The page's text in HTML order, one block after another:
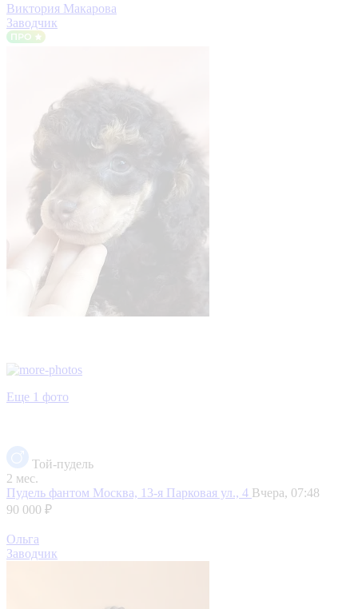
Виктория Макарова
Заводчик
Еще 1 фото
Той-пудель
2 мес.
Пудель фантом Москва, 13-я Парковая ул., 4 Вчера, 07:48
90 000 ₽
Ольга
Заводчик